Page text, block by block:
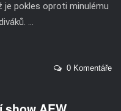
je pokles oproti minulému
...
0 Komentáře